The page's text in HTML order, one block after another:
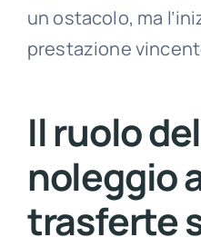
un ostacolo, ma
prestazione
Il ruolo
noleggio
trasferte